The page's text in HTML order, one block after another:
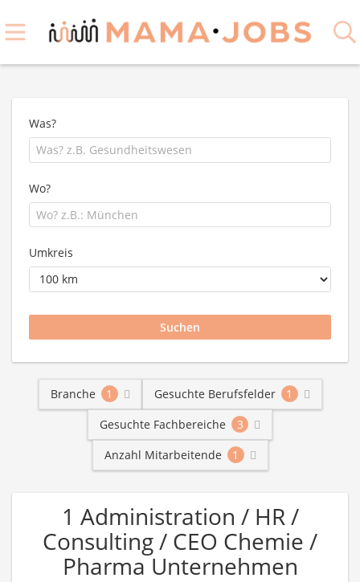
Was?
Wo?
Umkreis
Branche 1 Gesuchte Berufsfelder
1
Gesuchte Fachbereiche
3
Anzahl Mitarbeitende
1
1 Administration / HR /
Consulting / CEO Chemie /
Pharma Unternehmen